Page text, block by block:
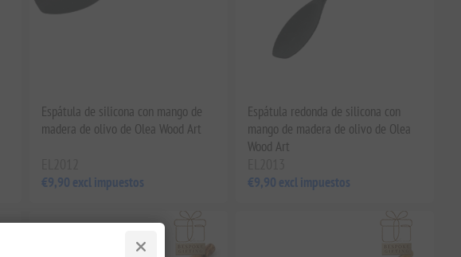
Espátula de silicona con mango de
madera de olivo de Olea Wood Art
€9,90 excl impuestos
Espátula redonda de silicona con
mango de madera de olivo de Olea
Wood Art
€9,90 excl impuestos